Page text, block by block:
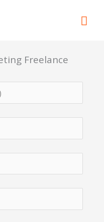
Freelance